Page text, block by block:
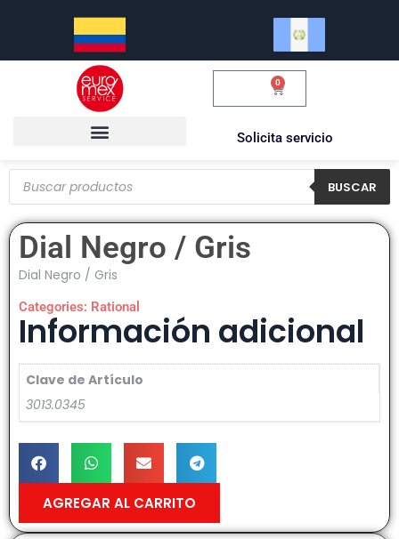
0
Solicita servicio
BUSCAR
Dial Negro / Gris
Dial Negro / Gris
Categories: Rational
Información adicional
Clave de Artículo
3013.0345
AGREGAR AL CARRITO